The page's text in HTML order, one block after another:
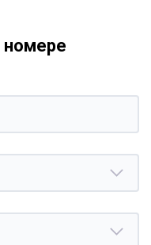
номере